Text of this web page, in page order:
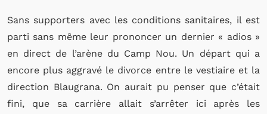
Sans supporters avec les conditions sanitaires, il est
parti sans même leur prononcer un dernier « adios »
en direct de l’arène du Camp Nou. Un départ qui a
encore plus aggravé le divorce entre le vestiaire et la
direction Blaugrana. On aurait pu penser que c’était
fini, que sa carrière allait s’arrêter ici après les